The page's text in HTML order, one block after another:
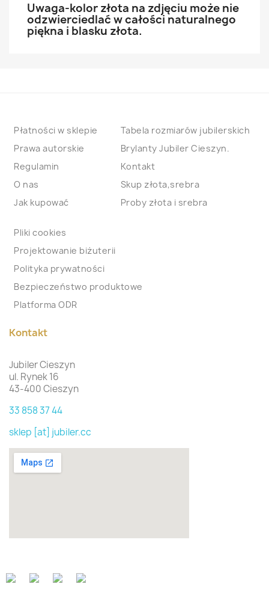
Uwaga-kolor złota na zdjęciu może nie
odzwierciedlać w całości naturalnego
piękna i blasku złota.
Płatności w sklepie
Prawa autorskie
Regulamin
O nas
Jak kupować
Tabela rozmiarów jubilerskich
Brylanty Jubiler Cieszyn.
Kontakt
Skup złota,srebra
Proby złota i srebra
Pliki cookies
Projektowanie biżuterii
Polityka prywatności
Bezpieczeństwo produktowe
Platforma ODR
Kontakt
Jubiler Cieszyn
ul. Rynek 16
43-400 Cieszyn
33 858 37 44
sklep [at] jubiler.cc